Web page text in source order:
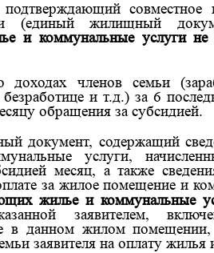
совместное
(единый жилищный
и коммунальные услуги
членов семьи
и т.д.) за 6
обращения за субсидией.
документ, содержащий
услуги,
месяц, а также
за жилое помещение и
жилье и коммунальные
заявителем,
в данном жилом помещении,
заявителя на оплату